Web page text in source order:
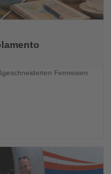
Fernreisen